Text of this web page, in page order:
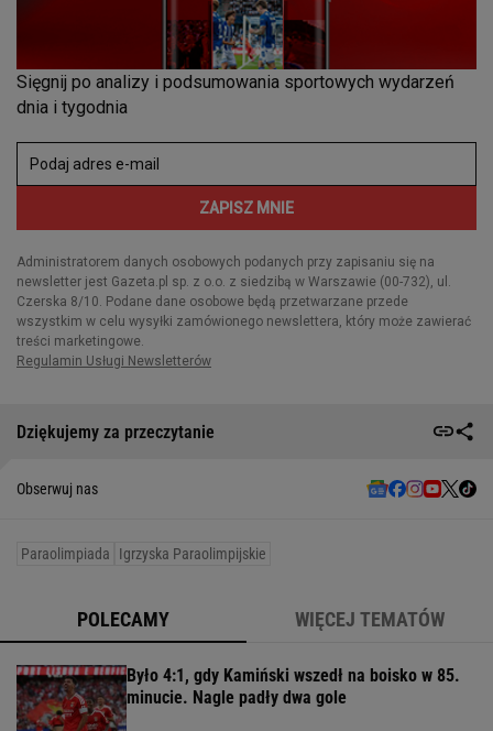
Dziękujemy za przeczytanie
Obserwuj nas
Paraolimpiada Igrzyska Paraolimpijskie
POLECAMY WIĘCEJ TEMATÓW
Było 4:1, gdy Kamiński wszedł na boisko w 85.
minucie. Nagle padły dwa gole